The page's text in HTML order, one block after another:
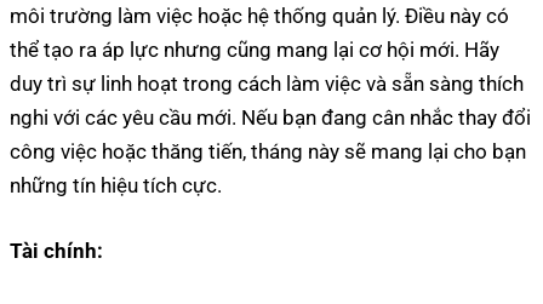
môi trường làm việc hoặc hệ thống quản lý. Điều này có
thể tạo ra áp lực nhưng cũng mang lại cơ hội mới. Hãy
duy trì sự linh hoạt trong cách làm việc và sẵn sàng thích
nghi với các yêu cầu mới. Nếu bạn đang cân nhắc thay đổi
công việc hoặc thăng tiến, tháng này sẽ mang lại cho bạn
những tín hiệu tích cực.
Tài chính: